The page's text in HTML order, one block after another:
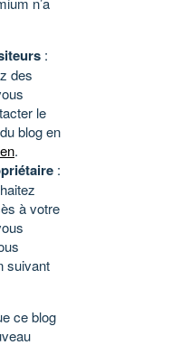
:
des
le
blog en
.
:
à votre
suivant
ce blog